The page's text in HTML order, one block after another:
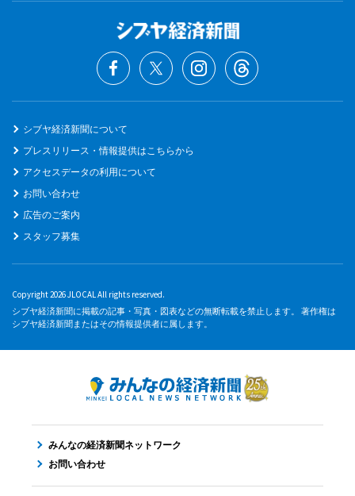
シブヤ経済新聞について
プレスリリース・情報提供はこちらから
アクセスデータの利用について
お問い合わせ
広告のご案内
スタッフ募集
Copyright 2026 JLOCAL All rights reserved.
シブヤ経済新聞に掲載の記事・写真・図表などの無断転載を禁止します。 著作権は
シブヤ経済新聞またはその情報提供者に属します。
みんなの経済新聞ネットワーク
お問い合わせ